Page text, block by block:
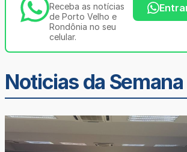
Receba as notícias
de Porto Velho e
Rondônia no seu
celular.
Noticias da Semana